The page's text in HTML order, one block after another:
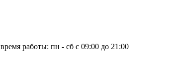
время работы: пн - сб с 09:00 до 21:00